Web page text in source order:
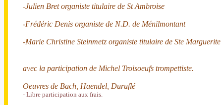
-Julien Bret organiste titulaire de St Ambroise
-Frédéric Denis organiste de N.D. de Ménilmontant
-Marie Christine Steinmetz organiste titulaire de Ste Marguerite
avec la participation de Michel Troisoeufs trompettiste.
Oeuvres de Bach, Haendel, Duruflé
- Libre participation aux frais.